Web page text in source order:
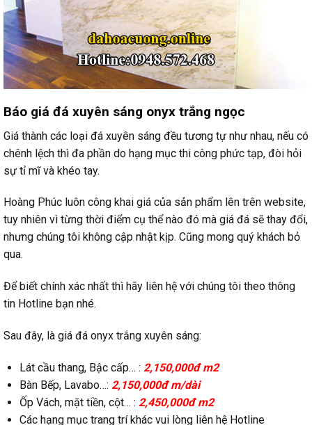
Báo giá đá xuyên sáng onyx trắng ngọc
Giá thành các loại đá xuyên sáng đều tương tự như nhau, nếu có
chênh lệch thì đa phần do hạng mục thi công phức tạp, đòi hỏi
sự tỉ mĩ và khéo tay.
Hoàng Phúc luôn công khai giá của sản phẩm lên trên website,
tuy nhiên vì từng thời điểm cụ thể nào đó mà giá đá sẽ thay đổi,
nhưng chúng tôi không cập nhật kịp. Cũng mong quý khách bỏ
qua.
Để biết chính xác nhất thì hãy liên hệ với chúng tôi theo thông
tin Hotline bạn nhé.
Sau đây, là giá đá onyx trắng xuyên sáng:
Lát cầu thang, Bậc cấp… : 2,150,000đ m2
Bàn Bếp, Lavabo…: 2,150,000đ m/dài
Ốp Vách, mặt tiền, cột… : 2,450,000đ m2
Các hạng mục trang trí khác vui lòng liên hệ Hotline